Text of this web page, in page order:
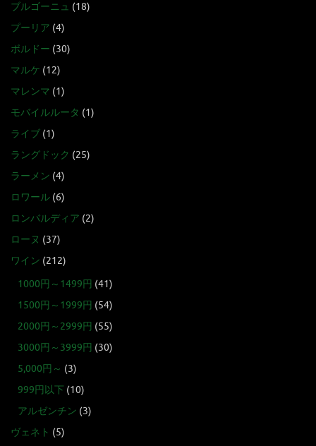
ブルゴーニュ (18)
プーリア (4)
ボルドー (30)
マルケ (12)
マレンマ (1)
モバイルルータ (1)
ライブ (1)
ラングドック (25)
ラーメン (4)
ロワール (6)
ロンバルディア (2)
ローヌ (37)
ワイン (212)
1000円～1499円 (41)
1500円～1999円 (54)
2000円～2999円 (55)
3000円～3999円 (30)
5,000円～ (3)
999円以下 (10)
アルゼンチン (3)
ヴェネト (5)